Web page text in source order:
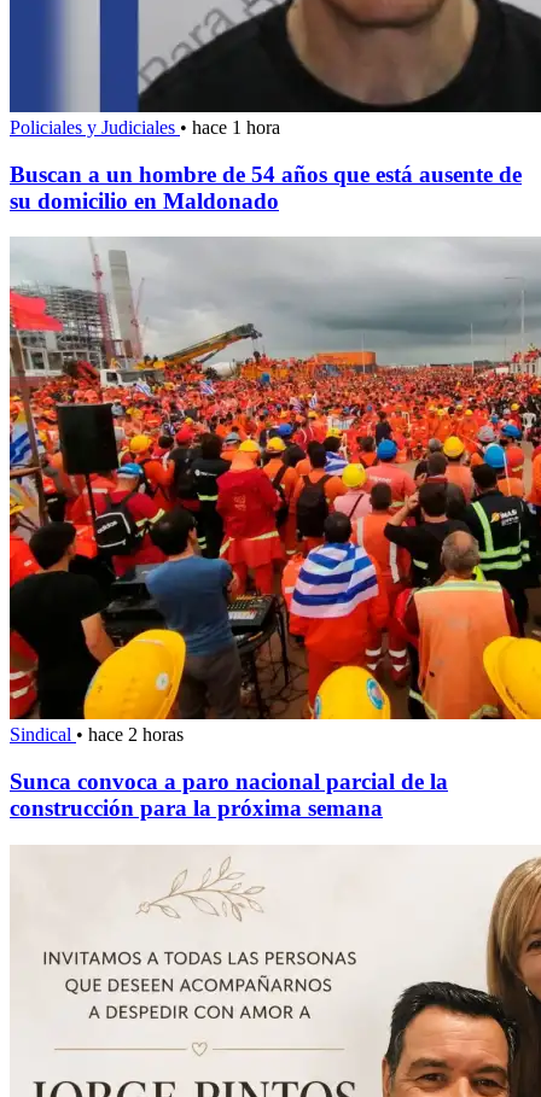
Policiales y Judiciales • hace 1 hora
Buscan a un hombre de 54 años que está ausente de
su domicilio en Maldonado
Sindical • hace 2 horas
Sunca convoca a paro nacional parcial de la
construcción para la próxima semana